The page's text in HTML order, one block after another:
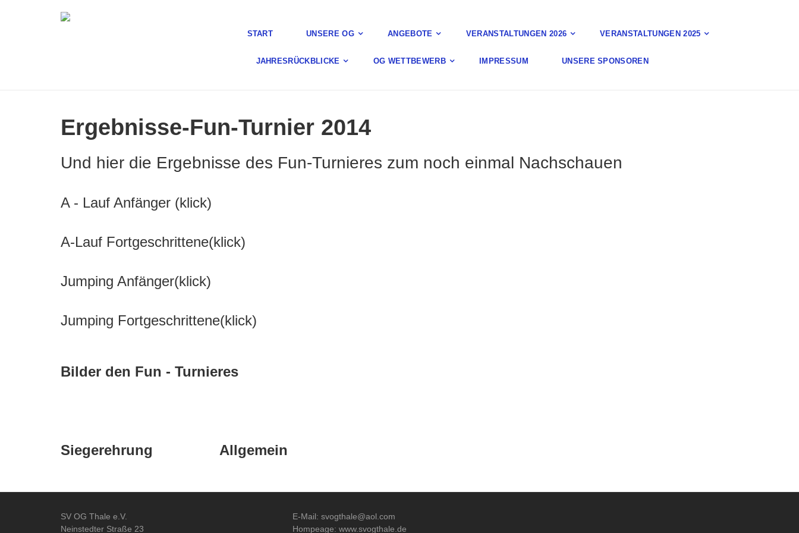
START UNSERE OG ANGEBOTE VERANSTALTUNGEN 2026 VERANSTALTUNGEN 2025
JAHRESRÜCKBLICKE OG WETTBEWERB IMPRESSUM UNSERE SPONSOREN
Ergebnisse-Fun-Turnier 2014
Und hier die Ergebnisse des Fun-Turnieres zum noch einmal Nachschauen
A - Lauf Anfänger (klick)
A-Lauf Fortgeschrittene(klick)
Jumping Anfänger(klick)
Jumping Fortgeschrittene(klick)
Bilder den Fun - Turnieres
Siegerehrung Allgemein
SV OG Thale e.V.
Neinstedter Straße 23
E-Mail: svogthale@aol.com
Hompeage: www.svogthale.de